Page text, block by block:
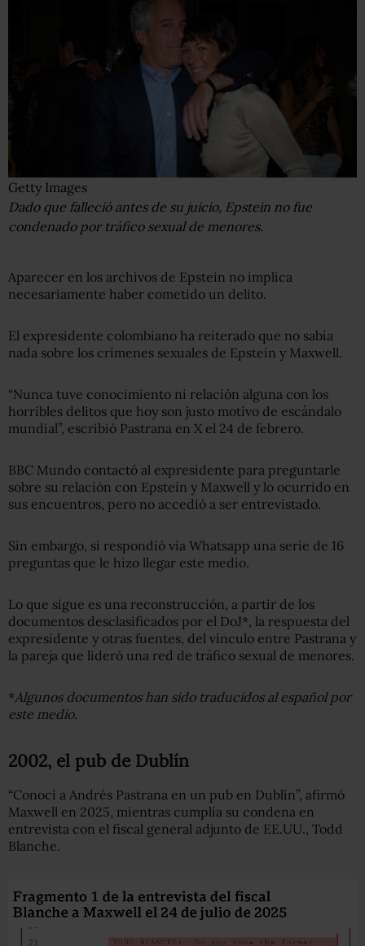
Getty Images
Dado que falleció antes de su juicio, Epstein no fue
condenado por tráfico sexual de menores.
Aparecer en los archivos de Epstein no implica
necesariamente haber cometido un delito.
El expresidente colombiano ha reiterado que no sabía
nada sobre los crímenes sexuales de Epstein y Maxwell.
“Nunca tuve conocimiento ni relación alguna con los
horribles delitos que hoy son justo motivo de escándalo
mundial”, escribió Pastrana en X el 24 de febrero.
BBC Mundo contactó al expresidente para preguntarle
sobre su relación con Epstein y Maxwell y lo ocurrido en
sus encuentros, pero no accedió a ser entrevistado.
Sin embargo, sí respondió vía Whatsapp una serie de 16
preguntas que le hizo llegar este medio.
Lo que sigue es una reconstrucción, a partir de los
documentos desclasificados por el DoJ*, la respuesta del
expresidente y otras fuentes, del vínculo entre Pastrana y
la pareja que lideró una red de tráfico sexual de menores.
*Algunos documentos han sido traducidos al español por
este medio.
2002, el pub de Dublín
“Conocí a Andrés Pastrana en un pub en Dublín”, afirmó
Maxwell en 2025, mientras cumplía su condena en
entrevista con el fiscal general adjunto de EE.UU., Todd
Blanche.